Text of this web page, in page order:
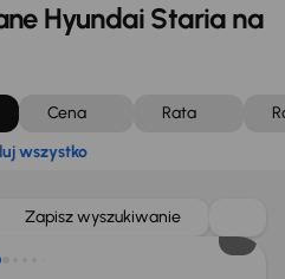
Hyundai Staria na
Cena Rata
wszystko
Zapisz wyszukiwanie